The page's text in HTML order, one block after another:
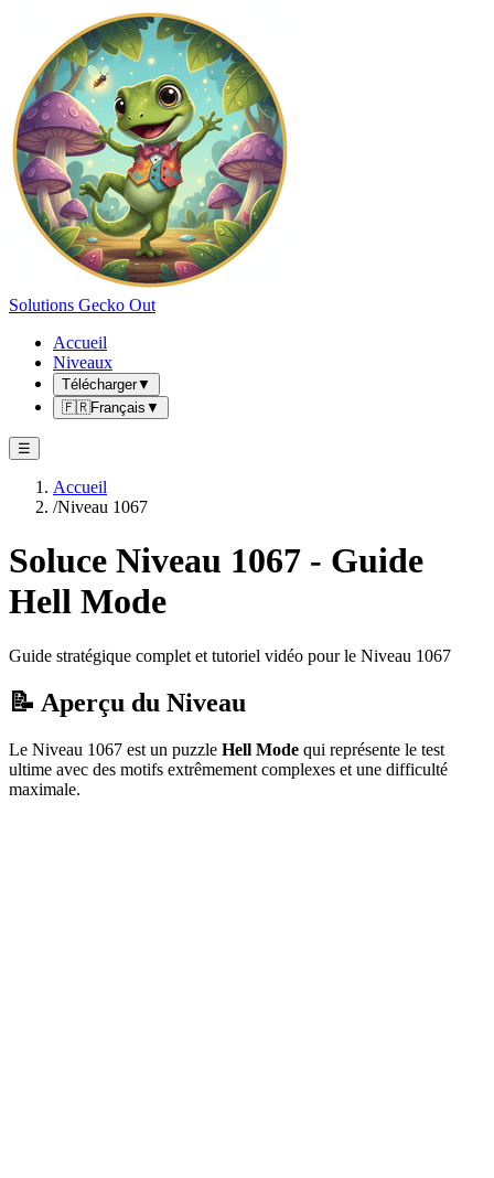
Solutions Gecko Out
Accueil
Niveaux
Télécharger▼
🇫🇷Français ▼
☰
Accueil
/Niveau 1067
Soluce Niveau 1067 - Guide
Hell Mode
Guide stratégique complet et tutoriel vidéo pour le Niveau 1067
📝 Aperçu du Niveau
Le Niveau 1067 est un puzzle Hell Mode qui représente le test
ultime avec des motifs extrêmement complexes et une difficulté
maximale.